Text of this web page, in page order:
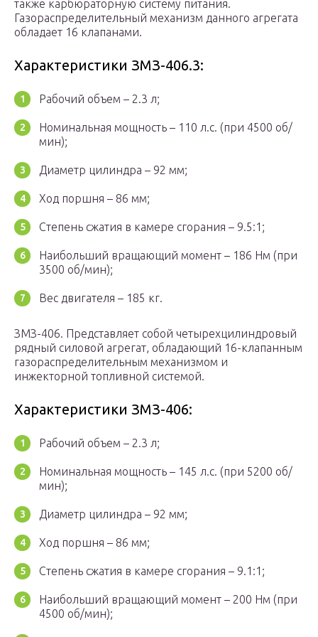
также карбюраторную систему питания.
Газораспределительный механизм данного агрегата
обладает 16 клапанами.
Характеристики ЗМЗ-406.3:
Рабочий объем – 2.3 л;
Номинальная мощность – 110 л.с. (при 4500 об/
мин);
Диаметр цилиндра – 92 мм;
Ход поршня – 86 мм;
Степень сжатия в камере сгорания – 9.5:1;
Наибольший вращающий момент – 186 Нм (при
3500 об/мин);
Вес двигателя – 185 кг.
ЗМЗ-406. Представляет собой четырехцилиндровый
рядный силовой агрегат, обладающий 16-клапанным
газораспределительным механизмом и
инжекторной топливной системой.
Характеристики ЗМЗ-406:
Рабочий объем – 2.3 л;
Номинальная мощность – 145 л.с. (при 5200 об/
мин);
Диаметр цилиндра – 92 мм;
Ход поршня – 86 мм;
Степень сжатия в камере сгорания – 9.1:1;
Наибольший вращающий момент – 200 Нм (при
4500 об/мин);